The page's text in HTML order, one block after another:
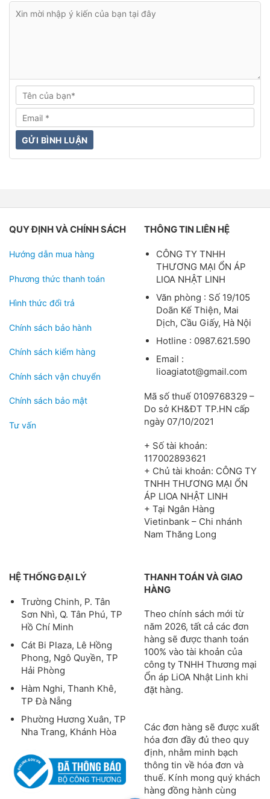
QUY ĐỊNH VÀ CHÍNH SÁCH
Hướng dẫn mua hàng
Phương thức thanh toán
Hình thức đổi trả
Chính sách bảo hành
Chính sách kiểm hàng
Chính sách vận chuyển
Chính sách bảo mật
Tư vấn
THÔNG TIN LIÊN HỆ
CÔNG TY TNHH
THƯƠNG MẠI ỔN ÁP
LIOA NHẬT LINH
Văn phòng : Số 19/105
Doãn Kế Thiện, Mai
Dịch, Cầu Giấy, Hà Nội
Hotline : 0987.621.590
Email :
lioagiatot@gmail.com
Mã số thuế 0109768329 –
Do sở KH&ĐT TP.HN cấp
ngày 07/10/2021
+ Số tài khoản:
117002893621
+ Chủ tài khoản: CÔNG TY
TNHH THƯƠNG MẠI ỔN
ÁP LIOA NHẬT LINH
+ Tại Ngân Hàng
Vietinbank – Chi nhánh
Nam Thăng Long
HỆ THỐNG ĐẠI LÝ
Trường Chinh, P. Tân
Sơn Nhì, Q. Tân Phú, TP
Hồ Chí Minh
Cát Bi Plaza, Lê Hồng
Phong, Ngô Quyền, TP
Hải Phòng
Hàm Nghi, Thanh Khê,
TP Đà Nẵng
Phường Hương Xuân, TP
Nha Trang, Khánh Hòa
THANH TOÁN VÀ GIAO
HÀNG
Theo chính sách mới từ
năm 2026, tất cả các đơn
hàng sẽ được thanh toán
100% vào tài khoản của
công ty TNHH Thương mại
Ổn áp LiOA Nhật Linh khi
đặt hàng.
Các đơn hàng sẽ được xuất
hóa đơn đầy đủ theo quy
định, nhằm minh bạch
thông tin về hóa đơn và
thuế. Kính mong quý khách
hàng đồng hành cùng